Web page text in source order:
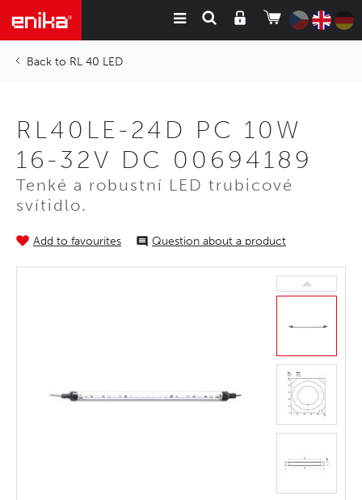
RL 40 LED
RL40LE-24D PC 10W
16-32V DC 00694189
Tenké a robustní LED trubicové
svítidlo.
Add to favourites Question about a product